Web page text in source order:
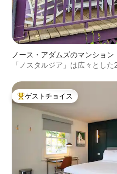
ノース・アダムズのマンション
「ノスタルジア」は広々とし
大好評のゲストチョイスです。
ゲストチョイス